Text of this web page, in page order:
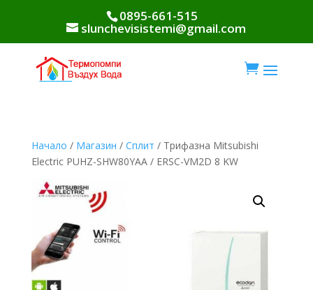
0895-661-515
slunchevisistemi@gmail.com

Начало / Магазин / Сплит / Трифазна Mitsubishi
Electric PUHZ-SHW80YAA / ERSC-VM2D 8 KW